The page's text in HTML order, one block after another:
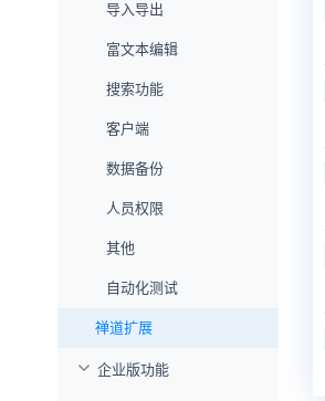
导入导出
富文本编辑
搜索功能
客户端
数据备份
人员权限
其他
自动化测试
禅道扩展
企业版功能